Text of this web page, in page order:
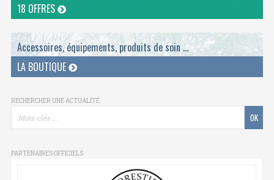
18 OFFRES
Accessoires, équipements, produits de soin ...
LA BOUTIQUE
RECHERCHER UNE ACTUALITÉ
PARTENAIRES OFFICIELS